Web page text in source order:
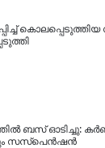
ബസ് ഓടിച്ചു:
സസ്പെൻഷൻ